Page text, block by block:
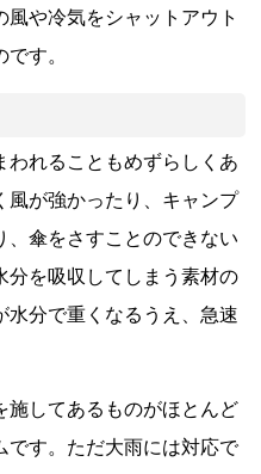
や冷気をシャットアウト
す。
われることもめずらしくあ
風が強かったり、キャンプ
、傘をさすことのできない
分を吸収してしまう素材の
水分で重くなるうえ、急速
施してあるものがほとんど
です。ただ大雨には対応で